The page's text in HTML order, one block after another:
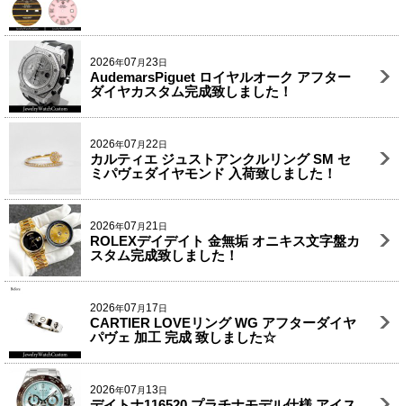
2026年07 月23日
AudemarsPiguet ロイヤルオーク アフター
ダイヤカスタム完成致しました！
2026年07 月22日
カルティエ ジュストアンクルリング SM セ
ミパヴェダイヤモンド 入荷致しました！
2026年07 月21日
ROLEXデイデイト 金無垢 オニキス文字盤カ
スタム完成致しました！
2026年07 月 17日
CARTIER LOVEリング WG アフターダイヤ
パヴェ 加工 完成 致しました☆
2026年07 月 13日